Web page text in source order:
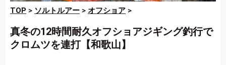
TOP > ソルトルアー > オフショア >
真冬の12時間耐久オフショアジギング釣行で
クロムツを連打【和歌山】